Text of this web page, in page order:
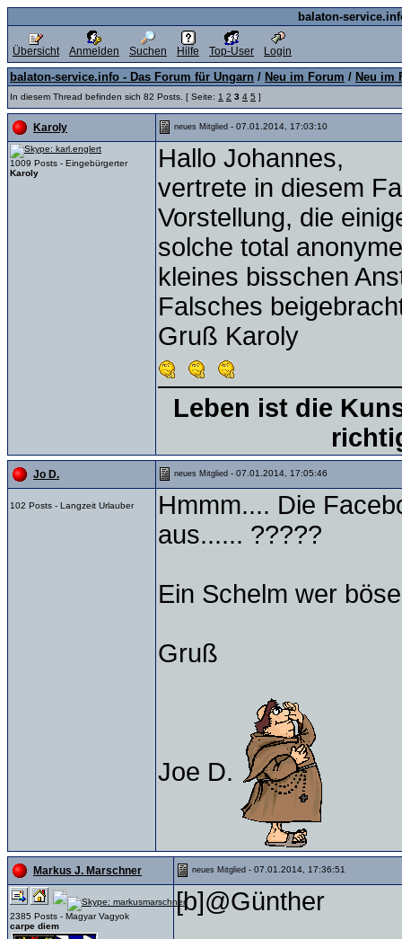
balaton-
Übersicht Anmelden Suchen Hilfe Top-User Login
balaton-service.info - Das Forum für Ungarn / Neu im Forum / Neu im
In diesem Thread befinden sich 82 Posts. [ Seite: 1 2 3 4 5 ]
Karoly neues Mitglied - 07.01.2014, 17:03:10
1009 Posts - Eingebürgerter
Karoly
Hallo Johannes,
vertrete in diesem
Vorstellung, die
solche total
kleines bisschen
Falsches
Gruß Karoly
Leben ist die
Jo D. neues Mitglied - 07.01.2014, 17:05:46
102 Posts - Langzeit Urlauber
Hmmm.... Die
aus...... ?????
Ein Schelm wer
Gruß
Joe D.
Markus J. Marschner neues Mitglied - 07.01.2014, 17:36:51
2385 Posts - Magyar Vagyok
carpe diem
[b]@Günther